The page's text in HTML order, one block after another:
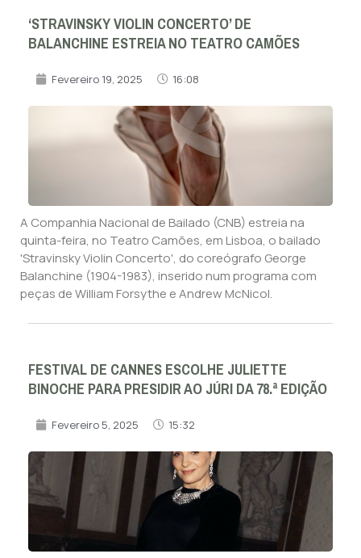
‘STRAVINSKY VIOLIN CONCERTO’ DE
BALANCHINE ESTREIA NO TEATRO CAMÕES
Fevereiro 19, 2025 16:08
A Companhia Nacional de Bailado (CNB) estreia na
quinta-feira, no Teatro Camões, em Lisboa, o bailado
'Stravinsky Violin Concerto', do coreógrafo George
Balanchine (1904-1983), inserido num programa com
peças de William Forsythe e Andrew McNicol.
FESTIVAL DE CANNES ESCOLHE JULIETTE
BINOCHE PARA PRESIDIR AO JÚRI DA 78.ª EDIÇÃO
Fevereiro 5, 2025 15:32